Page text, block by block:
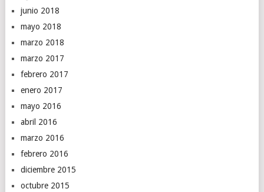
junio 2018
mayo 2018
marzo 2018
marzo 2017
febrero 2017
enero 2017
mayo 2016
abril 2016
marzo 2016
febrero 2016
diciembre 2015
octubre 2015